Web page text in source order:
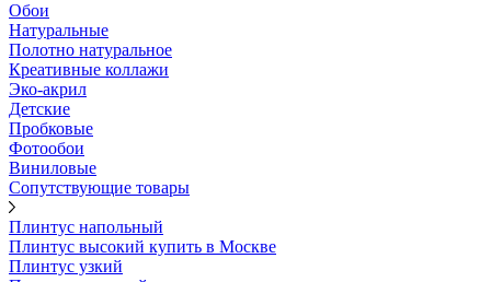
Обои
Натуральные
Полотно натуральное
Креативные коллажи
Эко-акрил
Детские
Пробковые
Фотообои
Виниловые
Сопутствующие товары
Плинтус напольный
Плинтус высокий купить в Москве
Плинтус узкий